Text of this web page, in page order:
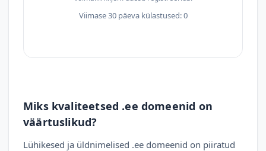
Viimase 30 päeva külastused: 0
Miks kvaliteetsed .ee domeenid on
väärtuslikud?
Lühikesed ja üldnimelised .ee domeenid on piiratud